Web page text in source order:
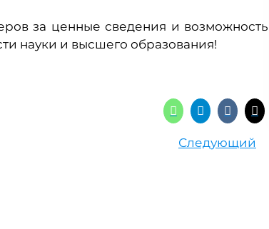
за ценные сведения и возможность
науки и высшего образования!
Следующий